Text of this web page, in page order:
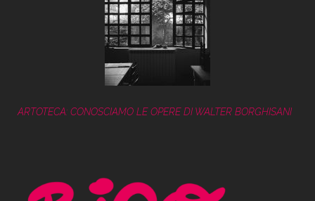
ARTOTECA: CONOSCIAMO LE OPERE DI WALTER BORGHISANI